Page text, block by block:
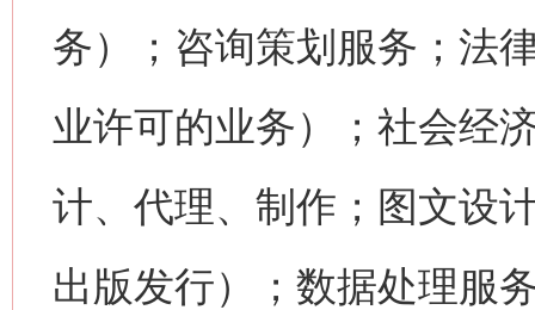
务）；咨询策划服务；法
业许可的业务）；社会经
计、代理、制作；图文设
出版发行）；数据处理服